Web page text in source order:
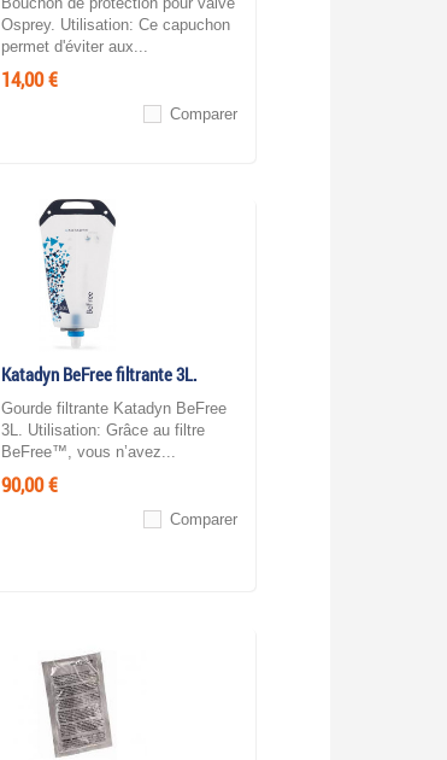
Osprey. Utilisation: Ce capuchon
permet d'éviter aux...
14,00 €
Comparer
Katadyn BeFree filtrante 3L.
Gourde filtrante Katadyn BeFree
3L. Utilisation: Grâce au filtre
BeFree™, vous n’avez...
90,00 €
Comparer